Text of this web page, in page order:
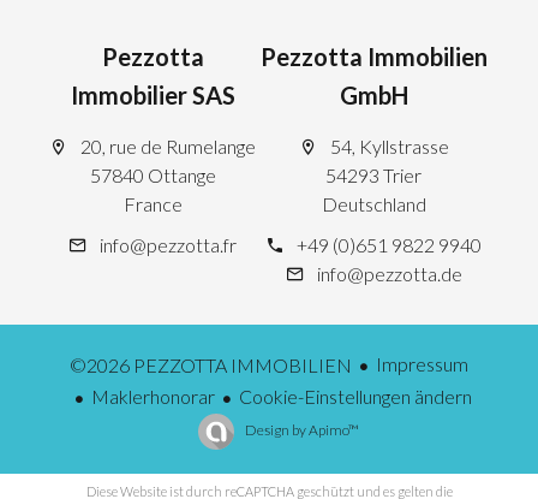
Pezzotta
Immobilier SAS
20, rue de Rumelange
57840 Ottange
France
info@pezzotta.fr
Pezzotta Immobilien
GmbH
54, Kyllstrasse
54293 Trier
Deutschland
+49 (0)651 9822 9940
info@pezzotta.de
©2026 PEZZOTTA IMMOBILIEN
Impressum
Maklerhonorar
Cookie-Einstellungen ändern
Design byApimo™
Diese Website ist durch reCAPTCHA geschützt und es gelten die